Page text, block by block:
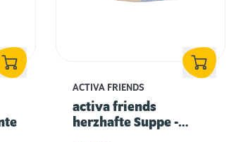
ACTIVA FRIENDS
activa friends
herzhafte Suppe -